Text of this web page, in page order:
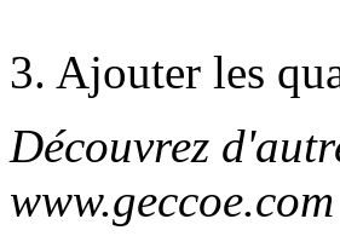
3. Ajouter les
Découvrez
www.geccoe.com